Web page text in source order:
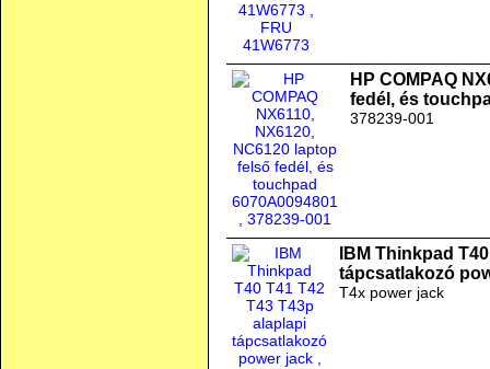
HP COMPAQ
fedél, és
378239-001
IBM Thinkpad
tápcsatlakozó
T4x power jack